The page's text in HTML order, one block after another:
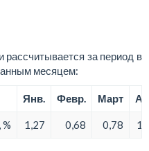
за период в
месяцем:
Янв. Февр. Март
1,27 0,68 0,78